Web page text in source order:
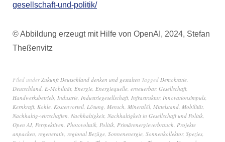
gesellschaft-und-politik/
© Abbildung erzeugt mit Hilfe von OpenAI, 2024, Stefan
Theßenvitz
Filed underZukunft Deutschland denken und gestalten Tagged Demokratie,
Deutschland, E-Mobilität, Energie, Energiequelle, erneuerbar, Gesellschaft,
Handwerksbetrieb, Industrie, Industriegesellschaft, Infrastruktur, Innovationsimpuls,
Kernkraft, Kohle, Kostenvorteil, Lösung, Mensch, Mineralöl, Mittelstand, Mobilität,
Nachhaltig-wirtschaften, Nachhaltigkeit, Nachhaltigkeit in Gesellschaft und Politik,
Open AI, Perspektiven, Photovoltaik, Politik, Primärenergieverbrauch, Projekte
anpacken, regenerativ, regional Bezüge, Sonnenenergie, Sonnenkollektor, Spezies,